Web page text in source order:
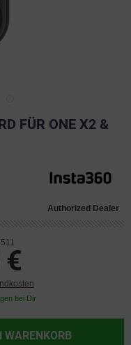
FÜR ONE X2 &
Authorized Dealer
bei Dir
WARENKORB